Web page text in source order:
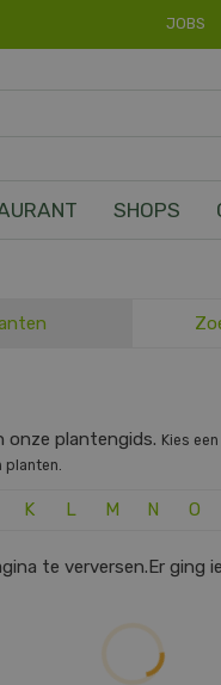
JOBS
SHOPS
onze plantengids. Kies
K L M N O
te verversen.Er ging